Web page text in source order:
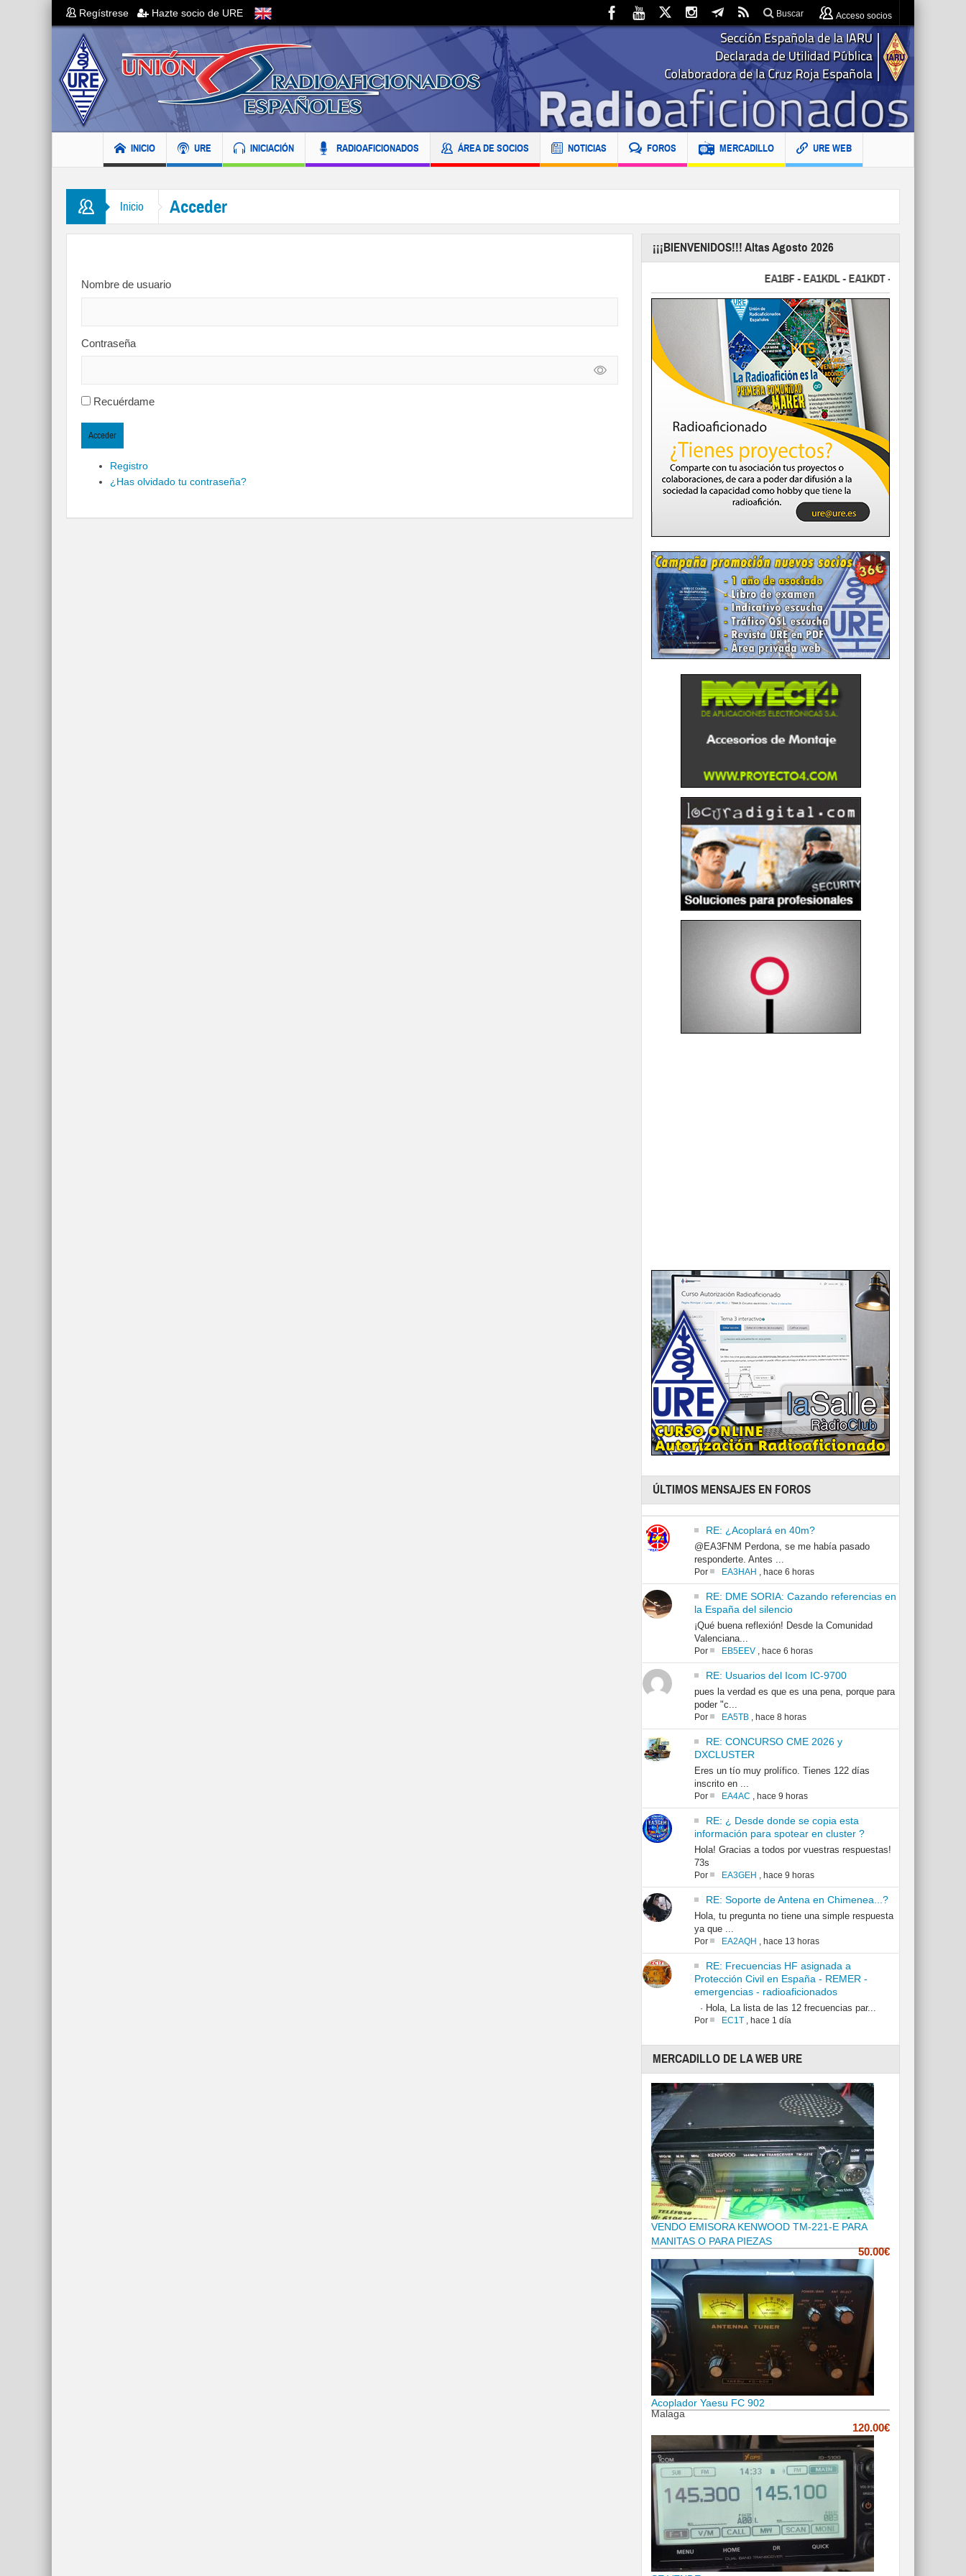
Regístrese Hazte socio de URE Buscar Acceso socios
INICIO URE INICIACIÓN RADIOAFICIONADOS ÁREA DE SOCIOS NOTICIAS FOROS MERCADILLO URE WEB
Inicio Acceder
Nombre de usuario
Contraseña
Recuérdame
Acceder
Registro
¿Has olvidado tu contraseña?
¡¡¡BIENVENIDOS!!! Altas Agosto 2026
EA1BF - EA1KDL - EA1KDT - EA2FBJ - EA2FJU -
ÚLTIMOS MENSAJES EN FOROS
RE: ¿Acoplará en 40m?
@EA3FNM Perdona, se me había pasado
responderte. Antes ...
Por EA3HAH , hace 6 horas
RE: DME SORIA: Cazando referencias en
la España del silencio
¡Qué buena reflexión! Desde la Comunidad
Valenciana...
Por EB5EEV, hace 6 horas
RE: Usuarios del Icom IC-9700
pues la verdad es que es una pena, porque para
poder "c...
Por EA5TB, hace 8 horas
RE: CONCURSO CME 2026 y
DXCLUSTER
Eres un tío muy prolífico. Tienes 122 días
inscrito en ...
Por EA4AC , hace 9 horas
RE: ¿ Desde donde se copia esta
información para spotear en cluster ?
Hola! Gracias a todos por vuestras respuestas!
73s
Por EA3GEH , hace 9 horas
RE: Soporte de Antena en Chimenea...?
Hola, tu pregunta no tiene una simple respuesta
ya que ...
Por EA2AQH , hace 13 horas
RE: Frecuencias HF asignada a
Protección Civil en España - REMER -
emergencias - radioaficionados
· Hola, La lista de las 12 frecuencias par...
Por EC1T, hace 1 día
MERCADILLO DE LA WEB URE
VENDO EMISORA KENWOOD TM-221-E PARA
MANITAS O PARA PIEZAS
50.00€
Acoplador Yaesu FC 902
Malaga
120.00€